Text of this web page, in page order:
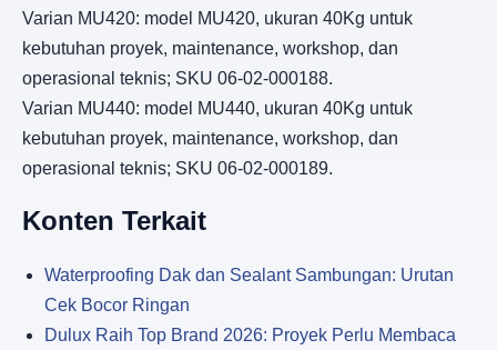
Varian MU420: model MU420, ukuran 40Kg untuk
kebutuhan proyek, maintenance, workshop, dan
operasional teknis; SKU 06-02-000188.
Varian MU440: model MU440, ukuran 40Kg untuk
kebutuhan proyek, maintenance, workshop, dan
operasional teknis; SKU 06-02-000189.
Konten Terkait
Waterproofing Dak dan Sealant Sambungan: Urutan
Cek Bocor Ringan
Dulux Raih Top Brand 2026: Proyek Perlu Membaca